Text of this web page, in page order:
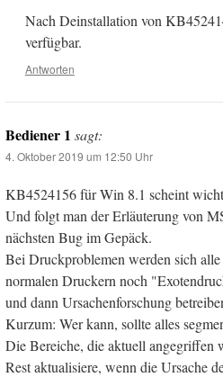
Nach Deinstallation von
verfügbar.
Antworten
Bediener 1 sagt:
4. Oktober 2019 um 12:50 Uhr
KB4524156 für Win 8.1 scheint
Und folgt man der Erläuterung von
nächsten Bug im Gepäck.
Bei Druckproblemen werden sich
normalen Druckern noch
und dann Ursachenforschung
Kurzum: Wer kann, sollte alles
Die Bereiche, die aktuell angegriffen
Rest aktualisiere, wenn die Ursache